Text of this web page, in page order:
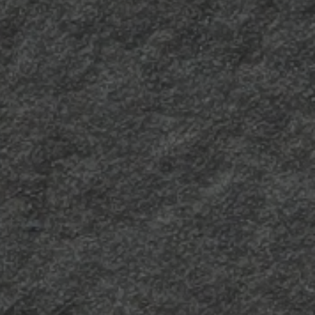
Longline
È caratterizzata da linee
verticali irregolari molto
visibili che esaltano
perfettamente l’aspetto
dei decorativi.